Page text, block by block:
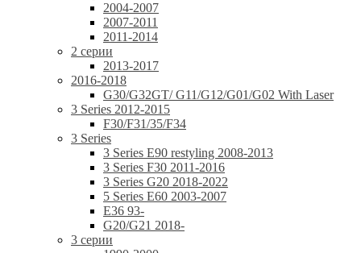
2004-2007
2007-2011
2011-2014
2 серии
2013-2017
2016-2018
G30/G32GT/ G11/G12/G01/G02 With Laser
3 Series 2012-2015
F30/F31/35/F34
3 Series
3 Series E90 restyling 2008-2013
3 Series F30 2011-2016
3 Series G20 2018-2022
5 Series E60 2003-2007
E36 93-
G20/G21 2018-
3 серии